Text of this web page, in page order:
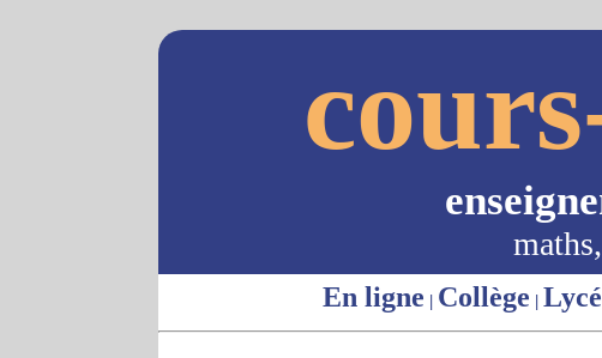
En ligne | Collège |